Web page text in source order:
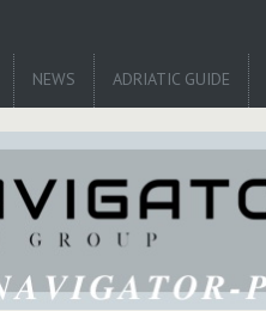
NEWS ADRIATIC GUIDE